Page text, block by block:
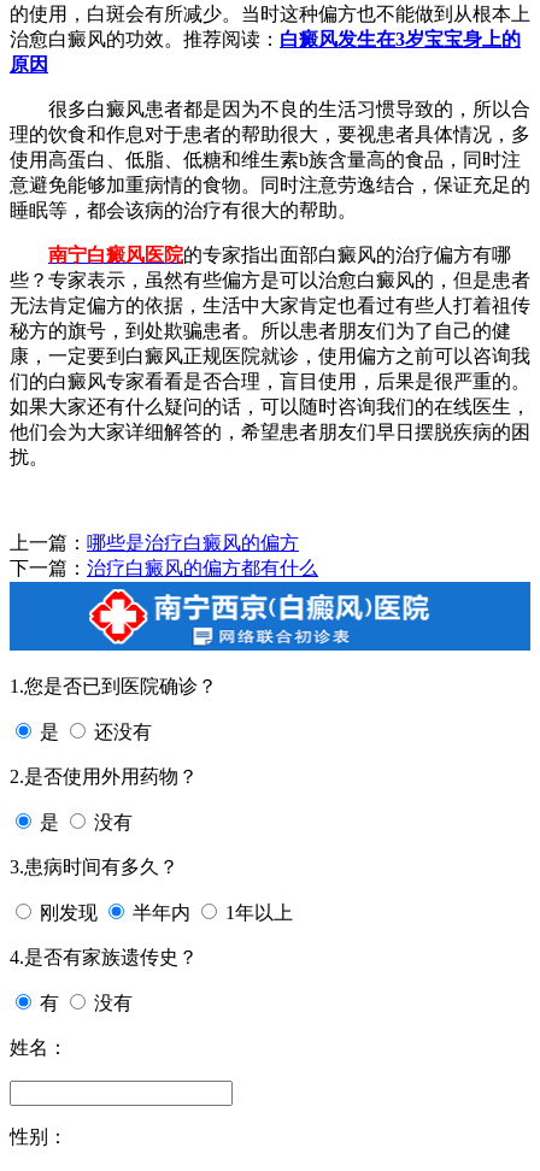
的使用，白斑会有所减少。当时这种偏方也不能做到从根本上
治愈白癜风的功效。推荐阅读： 白癜风发生在3岁宝宝身上的
原因
很多白癜风患者都是因为不良的生活习惯导致的，所以合
理的饮食和作息对于患者的帮助很大，要视患者具体情况，多
使用高蛋白、低脂、低糖和维生素b族含量高的食品，同时注
意避免能够加重病情的食物。同时注意劳逸结合，保证充足的
睡眠等，都会该病的治疗有很大的帮助。
南宁白癜风医院的专家指出面部白癜风的治疗偏方有哪
些？专家表示，虽然有些偏方是可以治愈白癜风的，但是患者
无法肯定偏方的依据，生活中大家肯定也看过有些人打着祖传
秘方的旗号，到处欺骗患者。所以患者朋友们为了自己的健
康，一定要到白癜风正规医院就诊，使用偏方之前可以咨询我
们的白癜风专家看看是否合理，盲目使用，后果是很严重的。
如果大家还有什么疑问的话，可以随时咨询我们的在线医生，
他们会为大家详细解答的，希望患者朋友们早日摆脱疾病的困
扰。
上一篇： 哪些是治疗白癜风的偏方
下一篇： 治疗白癜风的偏方都有什么
1.您是否已到医院确诊？
是 还没有
2.是否使用外用药物？
是 没有
3.患病时间有多久？
刚发现 半年内 1年以上
4.是否有家族遗传史？
有 没有
姓名：
性别：